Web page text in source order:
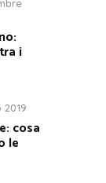
i
2019
cosa
le